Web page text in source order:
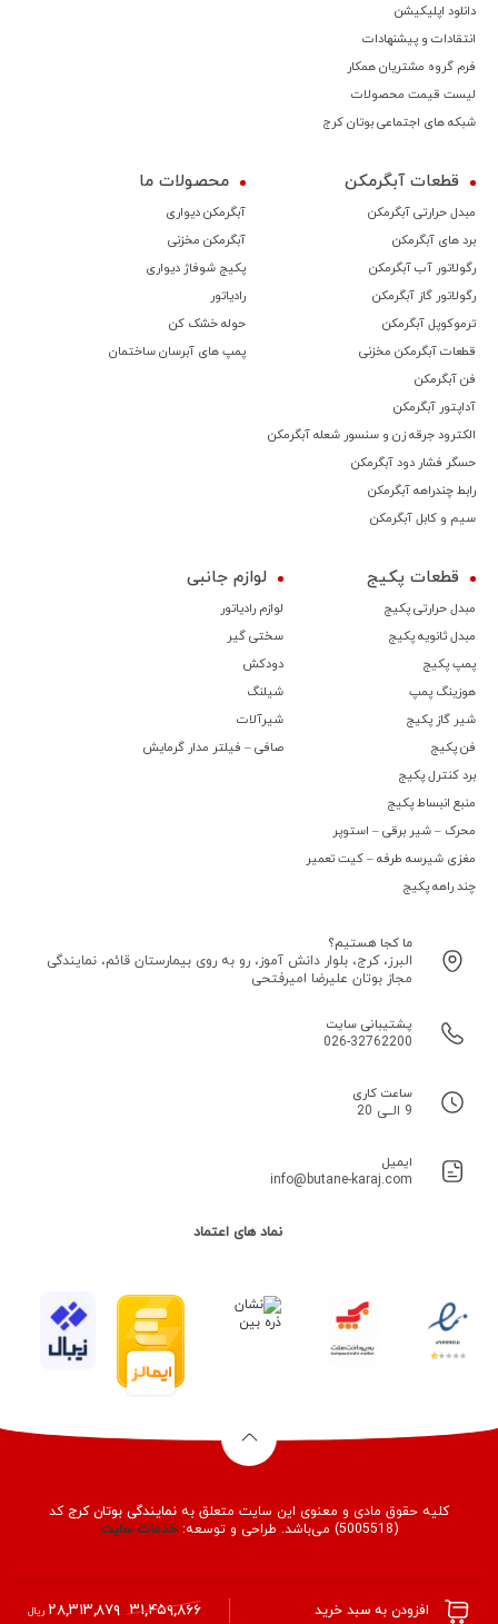
افزودن به سبد خرید ۳۱,۴۵۹,۸۶۶ ۲۸,۳۱۳,۸۷۹ ریال
دانلود اپلیکیشن
انتقادات و پیشنهادات
فرم گروه مشتریان همکار
لیست قیمت محصولات
شبکه های اجتماعی بوتان کرج
قطعات آبگرمکن
مبدل حرارتی آبگرمکن
برد های آبگرمکن
رگولاتور آب آبگرمکن
رگولاتور گاز آبگرمکن
ترموكوپل آبگرمکن
قطعات آبگرمکن مخزنی
فن آبگرمکن
آداپتور آبگرمکن
الکترود جرقه زن و سنسور شعله آبگرمکن
حسگر فشار دود آبگرمکن
رابط چندراهه آبگرمکن
سیم و کابل آبگرمکن
محصولات ما
آبگرمکن دیواری
آبگرمکن مخزنی
پکیج شوفاژ دیواری
رادیاتور
حوله خشک کن
پمپ های آبرسان ساختمان
قطعات پکیج
مبدل حرارتی پکیج
مبدل ثانویه پکیج
پمپ پکیج
هوزینگ پمپ
شیر گاز پکیج
فن پکیج
برد کنترل پکیج
منبع انبساط پکیج
محرک – شیر برقی – استوپر
مغزی شیرسه طرفه – کیت تعمیر
چند راهه پکیج
لوازم جانبی
لوازم رادیاتور
سختی گیر
دودکش
شیلنگ
شیرآلات
صافی – فیلتر مدار گرمایش
ما کجا هستیم؟
البرز، کرج، بلوار دانش آموز، رو به روی بیمارستان قائم، نمایندگی
مجاز بوتان علیرضا امیرفتحی
پشتیبانی سایت
026-32762200
ساعت کاری
9 الــی 20
ایمیل
info@butane-karaj.com
نماد های اعتماد
کلیه حقوق مادی و معنوی این سایت متعلق به نمایندگی بوتان کرجکد
(5005518) می‌باشد. طراحی و توسعه:
خدماتسایت